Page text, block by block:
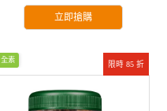
立即搶購
限時 85 折
全素